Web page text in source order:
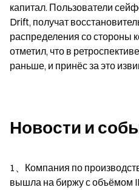
капитал. Пользователи
Drift, получат
распределения со стороны
отметил, что в
раньше, и принёс за это
Новости и
1、Компания по
вышла на биржу с объёмом